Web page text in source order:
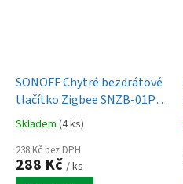
SONOFF Chytré bezdrátové
tlačítko Zigbee SNZB-01P
(kulaté dálkové ovládání)
Skladem (4 ks)
238 Kč bez DPH
288 Kč / ks